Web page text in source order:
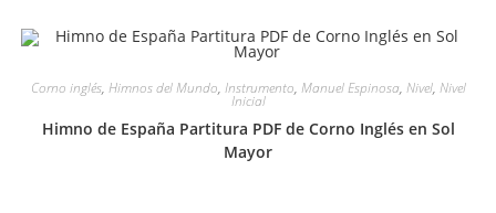
Corno inglés, Himnos del Mundo, Instrumento, Manuel Espinosa, Nivel, Nivel
Inicial
Himno de España Partitura PDF de Corno Inglés en Sol
Mayor